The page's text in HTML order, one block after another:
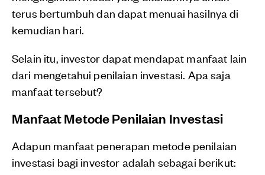
terus bertumbuh dan dapat menuai hasilnya di
kemudian hari.
Selain itu, investor dapat mendapat manfaat lain
dari mengetahui penilaian investasi. Apa saja
manfaat tersebut?
Manfaat Metode Penilaian Investasi
Adapun manfaat penerapan metode penilaian
investasi bagi investor adalah sebagai berikut: